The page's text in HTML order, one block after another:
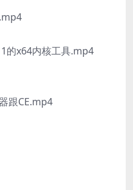
的x64内核工具.mp4
跟CE.mp4